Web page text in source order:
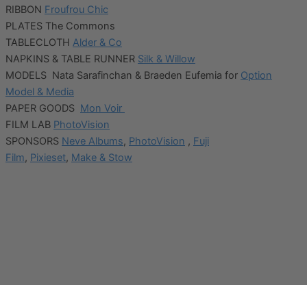
RIBBON Froufrou Chic
PLATES The Commons
TABLECLOTH Alder & Co
NAPKINS & TABLE RUNNER Silk & Willow
MODELS Nata Sarafinchan & Braeden Eufemia for Option
Model & Media
PAPER GOODS Mon Voir
FILM LAB PhotoVision
SPONSORS Neve Albums, PhotoVision , Fuji
Film, Pixieset, Make & Stow